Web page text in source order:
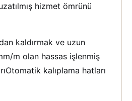
hizmet ömrünü
kaldırmak ve uzun
m olan hassas işlenmiş
kalıplama hatları